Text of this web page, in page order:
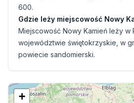
600.
Gdzie leży miejscowość Nowy
Miejscowość Nowy Kamień leży w
województwie świętokrzyskie, w
powiecie sandomierski.
+